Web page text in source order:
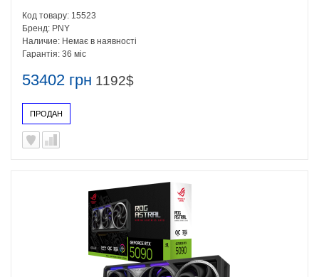
53402 грн 1192$
ПРОДАН
Код товару: 15523
Бренд: PNY
Наличие: Немає в наявності
Гарантія: 36 міс